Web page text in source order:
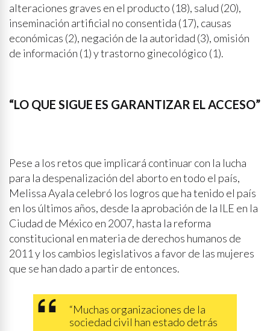
alteraciones graves en el producto (18), salud (20),
inseminación artificial no consentida (17), causas
económicas (2), negación de la autoridad (3), omisión
de información (1) y trastorno ginecológico (1).
“LO QUE SIGUE ES GARANTIZAR EL ACCESO”
Pese a los retos que implicará continuar con la lucha
para la despenalización del aborto en todo el país,
Melissa Ayala celebró los logros que ha tenido el país
en los últimos años, desde la aprobación de la ILE en la
Ciudad de México en 2007, hasta la reforma
constitucional en materia de derechos humanos de
2011 y los cambios legislativos a favor de las mujeres
que se han dado a partir de entonces.
“Muchas organizaciones de la
sociedad civil han estado detrás